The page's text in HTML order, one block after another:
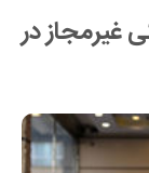
غیرمجاز در